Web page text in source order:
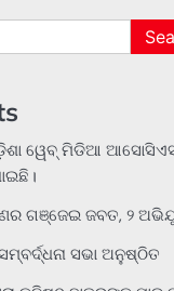
ୱେବ୍ ମିଡିଆ
ଗଞ୍ଜେଇ ଜବତ, ୨
ସଭା ଅନୁଷ୍ଠିତ